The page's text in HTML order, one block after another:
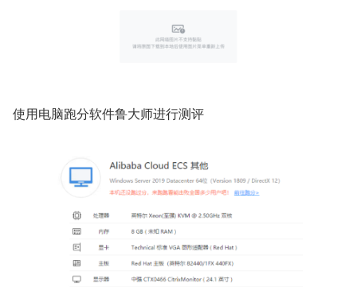
使用电脑跑分软件鲁大师进行测评